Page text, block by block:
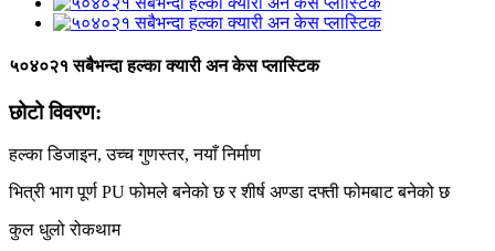
५०४०२१ सबैभन्दा हल्का क्यारी अन केस प्लास्टिक
छोटो विवरण:
हल्का डिजाइन, उच्च गुणस्तर, नयाँ निर्माण
भित्री भाग पूर्ण PU फोमले बनेको छ र शीर्ष अण्डा दफ्ती फोमबाट बनेको छ
कुल धुलो रोकथाम